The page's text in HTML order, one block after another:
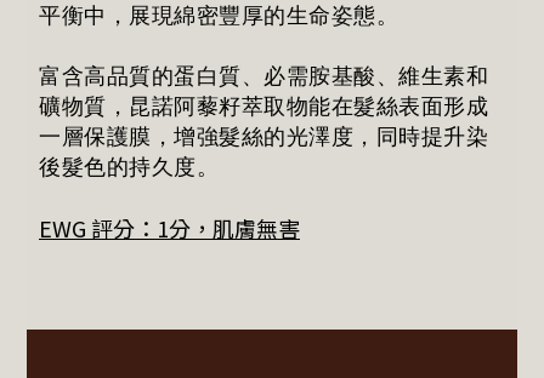
平衡中，展現綿密豐厚的生命姿態。
富含高品質的蛋白質、必需胺基酸、維生素和
礦物質，昆諾阿藜籽萃取物能在髮絲表面形成
一層保護膜，增強髮絲的光澤度，同時提升染
後髮色的持久度。
EWG 評分：1分，肌膚無害